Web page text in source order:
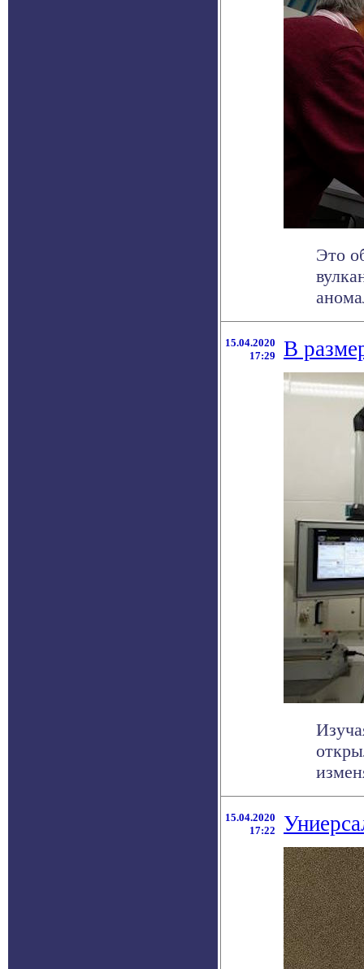
Это
15.04.2020
17:29
В
15.04.2020
17:22